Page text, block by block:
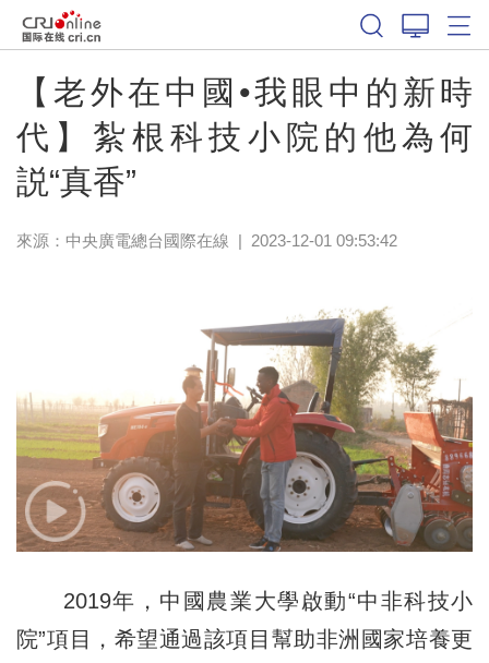
【老外在中國•我眼中的新時
代】紮根科技小院的他為何
説“真香”
來源：中央廣電總台國際在線 | 2023-12-01 09:53:42
2019年，中國農業大學啟動“中非科技小
院”項目，希望通過該項目幫助非洲國家培養更